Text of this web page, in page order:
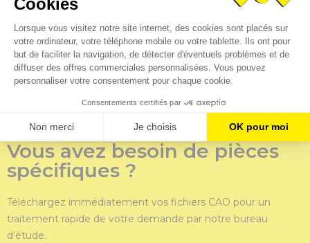
290/82577
axe ni
boulons
- 2,81 € 0.021 kg
Disponibilité immédiate
Vous avez besoin de pièces
spécifiques ?
Téléchargez immédiatement vos fichiers CAO pour un
traitement rapide de votre demande par notre bureau
d’étude.